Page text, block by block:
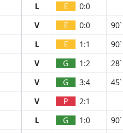
L E
0:0
V E 0:0
90`
L E 1:1
90`
V G 1:2
28`
V G 3:4
45`
V P
2:1
L G 1:0
90`